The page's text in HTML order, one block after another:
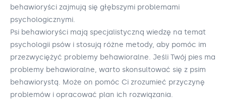
behawioryści zajmują się głębszymi problemami
psychologicznymi.
Psi behawioryści mają specjalistyczną wiedzę na temat
psychologii psów i stosują różne metody, aby pomóc im
przezwyciężyć problemy behawioralne. Jeśli Twój pies ma
problemy behawioralne, warto skonsultować się z psim
behawiorystą. Może on pomóc Ci zrozumieć przyczynę
problemów i opracować plan ich rozwiązania.